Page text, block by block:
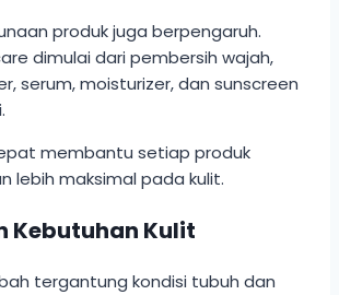
produk juga berpengaruh.
dimulai dari pembersih wajah,
serum, moisturizer, dan sunscreen
membantu setiap produk
lebih maksimal pada kulit.
Kebutuhan Kulit
tergantung kondisi tubuh dan